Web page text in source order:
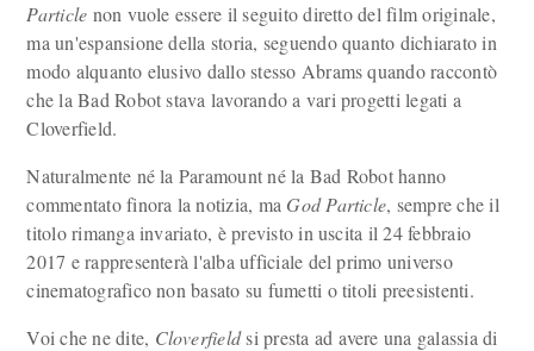
Particle non vuole essere il seguito diretto del film originale,
ma un'espansione della storia, seguendo quanto dichiarato in
modo alquanto elusivo dallo stesso Abrams quando raccontò
che la Bad Robot stava lavorando a vari progetti legati a
Cloverfield.
Naturalmente né la Paramount né la Bad Robot hanno
commentato finora la notizia, ma God Particle, sempre che il
titolo rimanga invariato, è previsto in uscita il 24 febbraio
2017 e rappresenterà l'alba ufficiale del primo universo
cinematografico non basato su fumetti o titoli preesistenti.
Voi che ne dite, Cloverfieldsi presta ad avere una galassia di